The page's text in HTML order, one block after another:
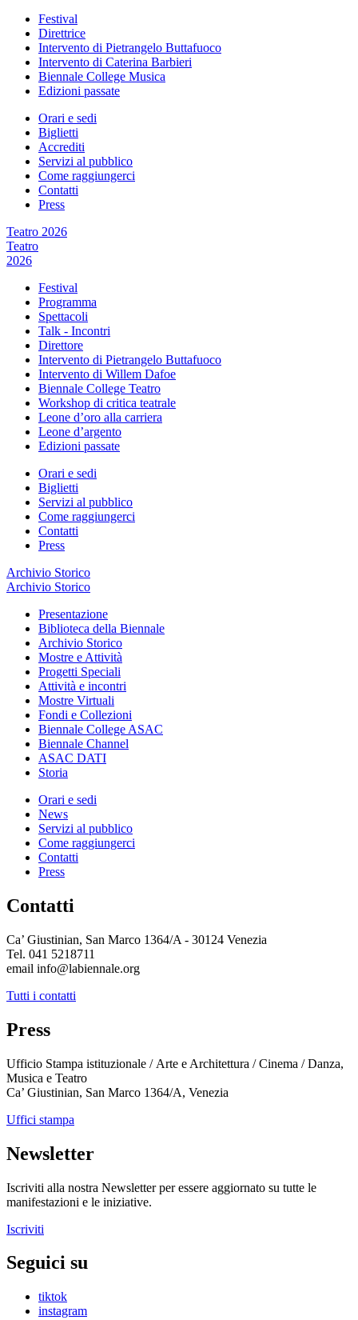
Festival
Direttrice
Intervento di Pietrangelo Buttafuoco
Intervento di Caterina Barbieri
Biennale College Musica
Edizioni passate
Orari e sedi
Biglietti
Accrediti
Servizi al pubblico
Come raggiungerci
Contatti
Press
Teatro 2026
Teatro
2026
Festival
Programma
Spettacoli
Talk - Incontri
Direttore
Intervento di Pietrangelo Buttafuoco
Intervento di Willem Dafoe
Biennale College Teatro
Workshop di critica teatrale
Leone d’oro alla carriera
Leone d’argento
Edizioni passate
Orari e sedi
Biglietti
Servizi al pubblico
Come raggiungerci
Contatti
Press
Archivio Storico
Archivio Storico
Presentazione
Biblioteca della Biennale
Archivio Storico
Mostre e Attività
Progetti Speciali
Attività e incontri
Mostre Virtuali
Fondi e Collezioni
Biennale College ASAC
Biennale Channel
ASAC DATI
Storia
Orari e sedi
News
Servizi al pubblico
Come raggiungerci
Contatti
Press
Contatti
Ca’ Giustinian, San Marco 1364/A - 30124 Venezia
Tel. 041 5218711
email info@labiennale.org
Tutti i contatti
Press
Ufficio Stampa istituzionale / Arte e Architettura / Cinema / Danza,
Musica e Teatro
Ca’ Giustinian, San Marco 1364/A, Venezia
Uffici stampa
Newsletter
Iscriviti alla nostra Newsletter per essere aggiornato su tutte le
manifestazioni e le iniziative.
Iscriviti
Seguici su
tiktok
instagram